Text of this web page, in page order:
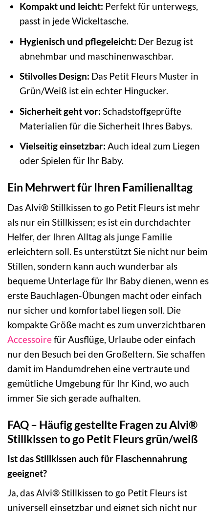
Kompakt und leicht: Perfekt für unterwegs,
passt in jede Wickeltasche.
Hygienisch und pflegeleicht: Der Bezug ist
abnehmbar und maschinenwaschbar.
Stilvolles Design: Das Petit Fleurs Muster in
Grün/Weiß ist ein echter Hingucker.
Sicherheit geht vor: Schadstoffgeprüfte
Materialien für die Sicherheit Ihres Babys.
Vielseitig einsetzbar: Auch ideal zum Liegen
oder Spielen für Ihr Baby.
Ein Mehrwert für Ihren Familienalltag
Das Alvi® Stillkissen to go Petit Fleurs ist mehr
als nur ein Stillkissen; es ist ein durchdachter
Helfer, der Ihren Alltag als junge Familie
erleichtern soll. Es unterstützt Sie nicht nur beim
Stillen, sondern kann auch wunderbar als
bequeme Unterlage für Ihr Baby dienen, wenn es
erste Bauchlagen-Übungen macht oder einfach
nur sicher und komfortabel liegen soll. Die
kompakte Größe macht es zum unverzichtbaren
Accessoirefür Ausflüge, Urlaube oder einfach
nur den Besuch bei den Großeltern. Sie schaffen
damit im Handumdrehen eine vertraute und
gemütliche Umgebung für Ihr Kind, wo auch
immer Sie sich gerade aufhalten.
FAQ – Häufig gestellte Fragen zu Alvi®
Stillkissen to go Petit Fleurs grün/weiß
Ist das Stillkissen auch für Flaschennahrung
geeignet?
Ja, das Alvi® Stillkissen to go Petit Fleurs ist
universell einsetzbar und eignet sich nicht nur